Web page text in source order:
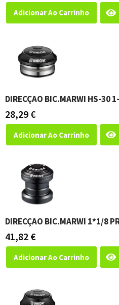
Adicionar Ao Carrinho
DIRECÇAO BIC.MARWI HS-30
28,29 €
Adicionar Ao Carrinho
DIRECÇAO BIC.MARWI 1*1/8
41,82 €
Adicionar Ao Carrinho